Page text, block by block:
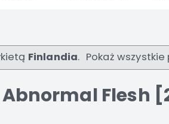
Finlandia. Pokaż
Flesh